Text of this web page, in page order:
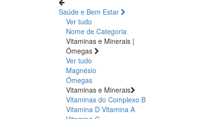
Saúde e Bem Estar
Ver tudo
Nome de Categoria
Vitaminas e Minerais |
Ómegas
Ver tudo
Magnésio
Ómegas
Vitaminas e Minerais
Vitaminas do Complexo B
Vitamina D Vitamina A